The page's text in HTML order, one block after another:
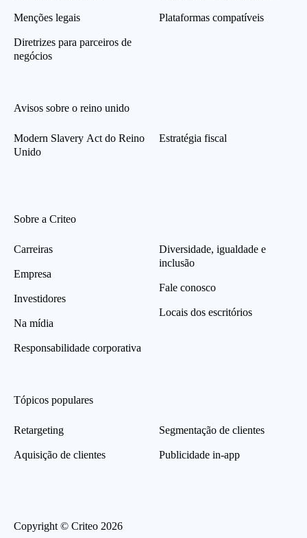
Menções legais
Diretrizes para parceiros de
negócios
Plataformas compatíveis
Avisos sobre o reino unido
Modern Slavery Act do Reino
Unido
Estratégia fiscal
Sobre a Criteo
Carreiras
Empresa
Investidores
Na mídia
Responsabilidade corporativa
Diversidade, igualdade e
inclusão
Fale conosco
Locais dos escritórios
Tópicos populares
Retargeting
Aquisição de clientes
Segmentação de clientes
Publicidade in-app
Copyright © Criteo 2026